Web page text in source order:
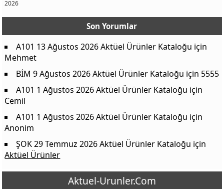
2026
Son Yorumlar
A101 13 Ağustos 2026 Aktüel Ürünler Kataloğu için
Mehmet
BİM 9 Ağustos 2026 Aktüel Ürünler Kataloğu için 5555
A101 1 Ağustos 2026 Aktüel Ürünler Kataloğu için
Cemil
A101 1 Ağustos 2026 Aktüel Ürünler Kataloğu için
Anonim
ŞOK 29 Temmuz 2026 Aktüel Ürünler Kataloğu için
Aktüel Ürünler
Aktuel-Urunler.Com